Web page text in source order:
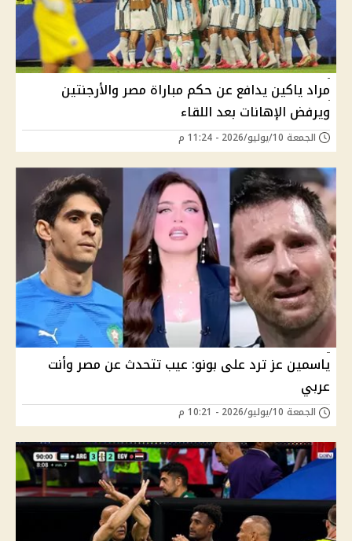
مراد ياكين يدافع عن حكم مباراة مصر والأرجنتين
ويرفض الإهانات بعد اللقاء
الجمعة 10/يوليو/2026 - 11:24 م
ياسمين عز ترد على بونو: عيب تتحدث عن مصر وأنت
عربي
الجمعة 10/يوليو/2026 - 10:21 م